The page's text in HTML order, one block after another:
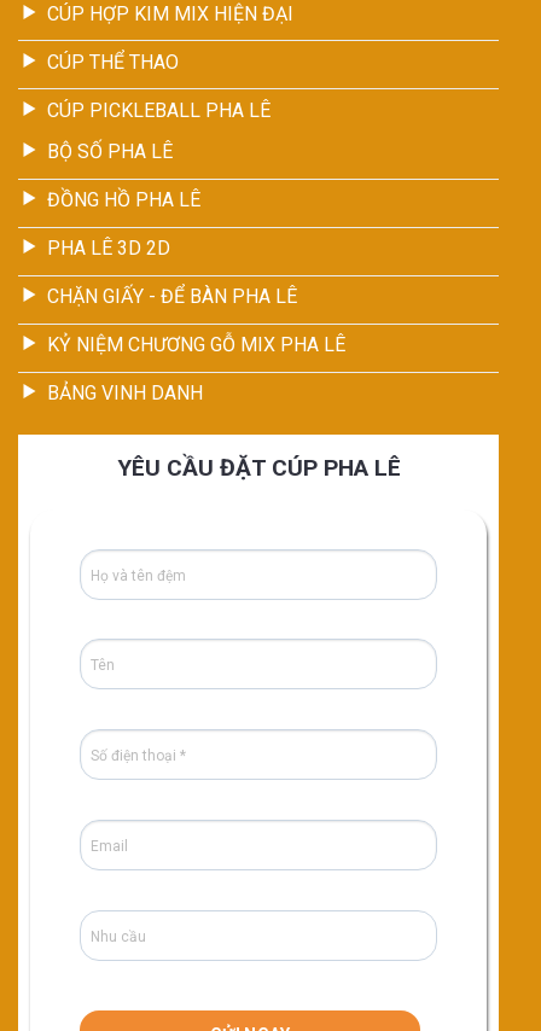
CÚP HỢP KIM MIX HIỆN ĐẠI
CÚP THỂ THAO
CÚP PICKLEBALL PHA LÊ
BỘ SỐ PHA LÊ
ĐỒNG HỒ PHA LÊ
PHA LÊ 3D 2D
CHẶN GIẤY - ĐỂ BÀN PHA LÊ
KỶ NIỆM CHƯƠNG GỖ MIX PHA LÊ
BẢNG VINH DANH
YÊU CẦU ĐẶT CÚP PHA LÊ